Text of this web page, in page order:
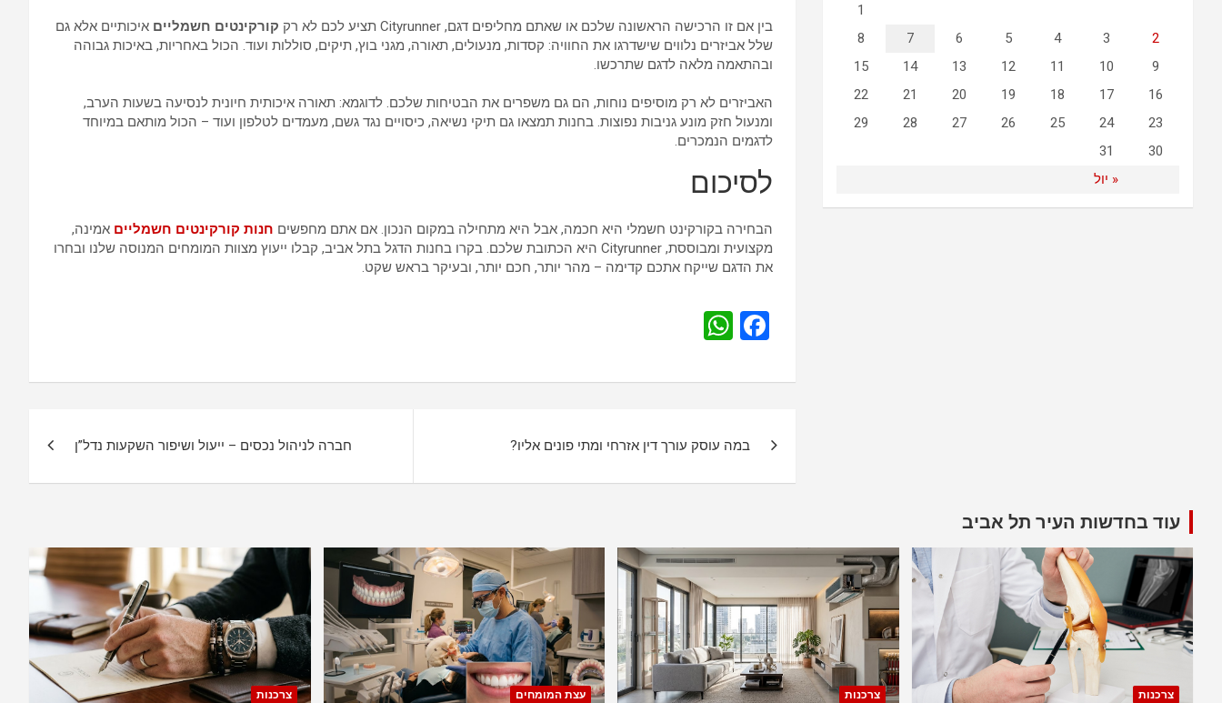
בין אם זו הרכישה הראשונה שלכם או שאתם מחליפים דגם, Cityrunner תציע לכם לא רק קורקינטים חשמליים איכותיים אלא גם
שלל אביזרים נלווים שישדרגו את החוויה: קסדות, מנעולים, תאורה, מגני בוץ, תיקים, סוללות ועוד. הכול באחריות, באיכות גבוהה
ובהתאמה מלאה לדגם שתרכשו.
האביזרים לא רק מוסיפים נוחות, הם גם משפרים את הבטיחות שלכם. לדוגמא: תאורה איכותית חיונית לנסיעה בשעות הערב,
ומנעול חזק מונע גניבות נפוצות. בחנות תמצאו גם תיקי נשיאה, כיסויים נגד גשם, מעמדים לטלפון ועוד – הכול מותאם במיוחד
לדגמים הנמכרים.
לסיכום
הבחירה בקורקינט חשמלי היא חכמה, אבל היא מתחילה במקום הנכון. אם אתם מחפשים חנות קורקינטים חשמליים אמינה,
מקצועית ומבוססת, Cityrunner היא הכתובת שלכם. בקרו בחנות הדגל בתל אביב, קבלו ייעוץ מצוות המומחים המנוסה שלנו ובחרו
את הדגם שייקח אתכם קדימה – מהר יותר, חכם יותר, ובעיקר בראש שקט.
F
ce
o
W
at
A
ו
ט
במה עוסק עורך דין אזרחי ומתי פונים אליו? חברה לניהול נכסים – ייעול ושיפור השקעות נדל”ן
« יול
1
2
3
4
5
6
7
8
9
10
11
12
13
14
15
16
17
18
19
20
21
22
23
24
25
26
27
28
29
30
31
עוד בחדשות העיר תל אביב
צרכנות צרכנות עצת המומחים צרכנות